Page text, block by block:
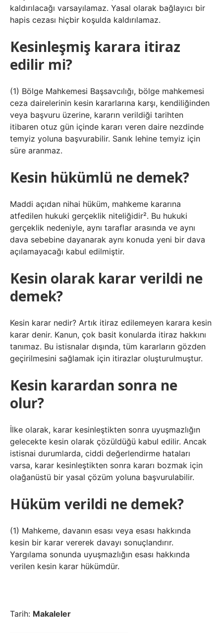
kaldırılacağı varsayılamaz. Yasal olarak bağlayıcı bir
hapis cezası hiçbir koşulda kaldırılamaz.
Kesinleşmiş karara itiraz
edilir mi?
(1) Bölge Mahkemesi Başsavcılığı, bölge mahkemesi
ceza dairelerinin kesin kararlarına karşı, kendiliğinden
veya başvuru üzerine, kararın verildiği tarihten
itibaren otuz gün içinde kararı veren daire nezdinde
temyiz yoluna başvurabilir. Sanık lehine temyiz için
süre aranmaz.
Kesin hükümlü ne demek?
Maddi açıdan nihai hüküm, mahkeme kararına
atfedilen hukuki gerçeklik niteliğidir². Bu hukuki
gerçeklik nedeniyle, aynı taraflar arasında ve aynı
dava sebebine dayanarak aynı konuda yeni bir dava
açılamayacağı kabul edilmiştir.
Kesin olarak karar verildi ne
demek?
Kesin karar nedir? Artık itiraz edilemeyen karara kesin
karar denir. Kanun, çok basit konularda itiraz hakkını
tanımaz. Bu istisnalar dışında, tüm kararların gözden
geçirilmesini sağlamak için itirazlar oluşturulmuştur.
Kesin karardan sonra ne
olur?
İlke olarak, karar kesinleştikten sonra uyuşmazlığın
gelecekte kesin olarak çözüldüğü kabul edilir. Ancak
istisnai durumlarda, ciddi değerlendirme hataları
varsa, karar kesinleştikten sonra kararı bozmak için
olağanüstü bir yasal çözüm yoluna başvurulabilir.
Hüküm verildi ne demek?
(1) Mahkeme, davanın esası veya esası hakkında
kesin bir karar vererek davayı sonuçlandırır.
Yargılama sonunda uyuşmazlığın esası hakkında
verilen kesin karar hükümdür.
Tarih: Makaleler